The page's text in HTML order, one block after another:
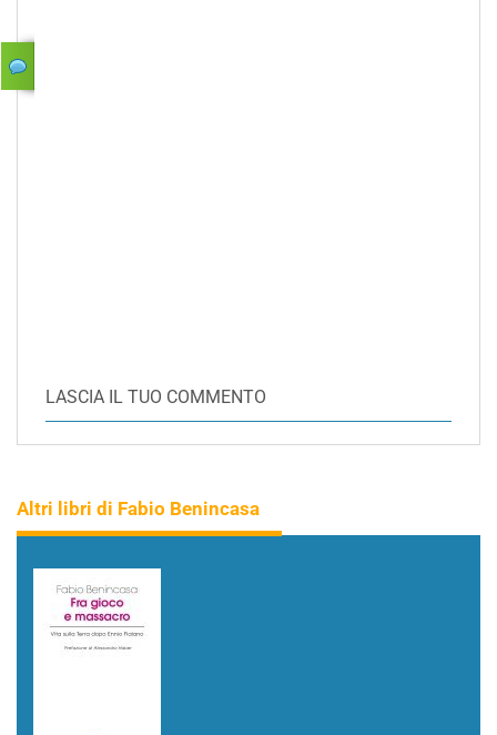
LASCIA IL TUO COMMENTO
Altri libri di Fabio Benincasa